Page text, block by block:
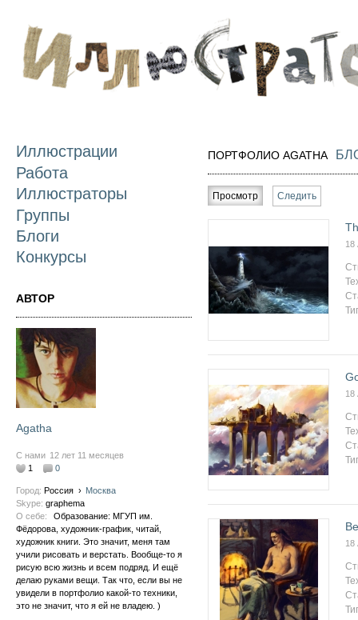
Иллюстрации
Работа
Иллюстраторы
Группы
Блоги
Конкурсы
АВТОР
Agatha
С нами 12 лет 11 месяцев
1
0
Город: Россия › Москва
Skype: graphema
О себе:
Образование: МГУП им.
Фёдорова, художник-график, читай,
художник книги. Это значит, меня там
учили рисовать и верстать. Вообще-то я
рисую всю жизнь и всем подряд. И ещё
делаю руками вещи. Так что, если вы не
увидели в портфолио какой-то техники,
это не значит, что я ей не владею. )
ПОРТФОЛИО AGATHA
Главные вкладки
Просмотр (активная вкладка)
Следить
18
18
18